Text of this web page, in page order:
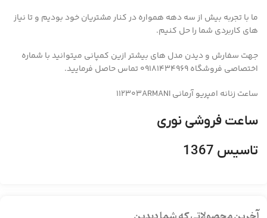
ما با تجربه بیش از سه دهه همواره در کنار مشتریان خود بودیم و تا نیاز
های کاربردی شما را حل کنیم.
جهت سفارش و دیدن مدل های بیشتر ازین کمپانی میتوانید با شماره
اختصاصی فروشگاه 09181434969 تماس حاصل فرمایید.
ساعت زنانه امپریو آرمانی 112303ARMANI
ساعت فروشی نوری
تاسیس 1367